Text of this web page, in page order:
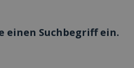
einen Suchbegriff ein.